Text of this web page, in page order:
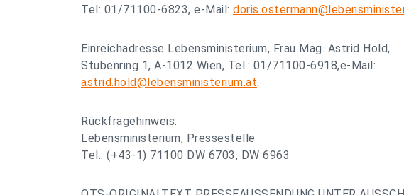
Tel: 01/71100-6823, e-Mail:
Einreichadresse Lebensministerium, Frau Mag. Astrid Hold,
Stubenring 1, A-1012 Wien, Tel.: 01/71100-6918,e-Mail:
astrid.hold@lebensministerium.at.
Rückfragehinweis:
Lebensministerium, Pressestelle
Tel.: (+43-1) 71100 DW 6703, DW 6963